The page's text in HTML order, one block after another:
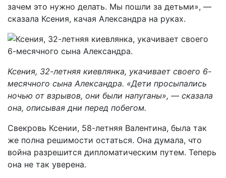
зачем это нужно делать. Мы пошли за детьми», —
сказала Ксения, качая Александра на руках.
Ксения, 32-летняя киевлянка, укачивает своего 6-
месячного сына Александра. «Дети просыпались
ночью от взрывов, они были напуганы», — сказала
она, описывая дни перед побегом.
Свекровь Ксении, 58-летняя Валентина, была так
же полна решимости остаться. Она думала, что
война разрешится дипломатическим путем. Теперь
она не так уверена.